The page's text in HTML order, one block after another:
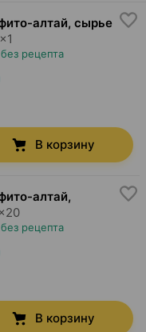
алтай, сырье
×1
без рецепта
В корзину
алтай,
×20
без рецепта
В корзину